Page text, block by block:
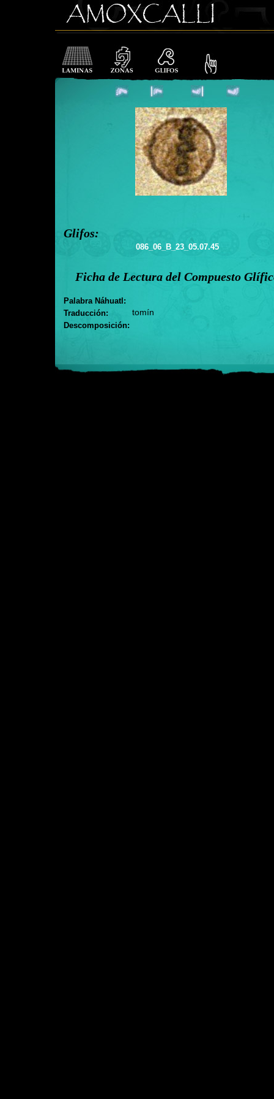
Glifos:
086_06_B_23_05.07.45
Ficha de Lectura del Compuesto
Palabra Náhuatl:
Traducción:
tomín
Descomposición: